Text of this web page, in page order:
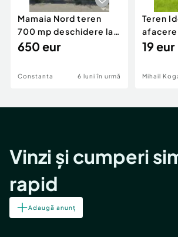
Mamaia Nord teren
700 mp deschidere la
D24 si D25
650 eur
Constanta 6 luni în urmă
Teren
19 eur
Mihail
Vinzi și cumperi
rapid
Adaugă anunț